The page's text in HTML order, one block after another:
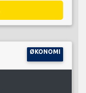
ØKONOMI